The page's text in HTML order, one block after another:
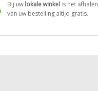
Bij uw lokale winkel is het afhalen
van uw bestelling altijd gratis.